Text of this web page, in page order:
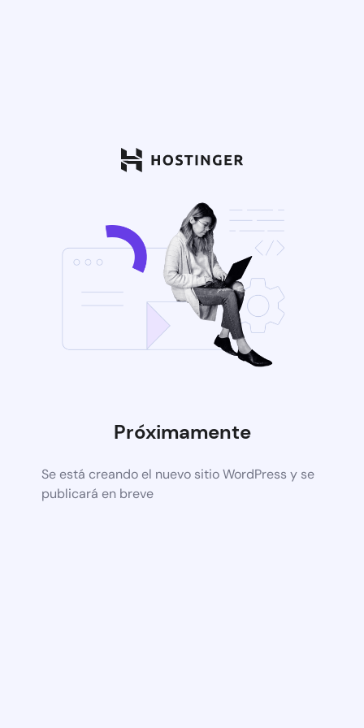
Próximamente
Se está creando el nuevo sitio WordPress y se
publicará en breve